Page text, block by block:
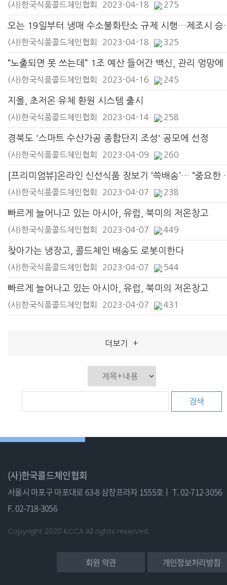
(사)한국식품콜드체인협회 2023-04-18 275
오는 19일부
(사)한국식품콜드체인협회 2023-04-18 325
“노
(사)한국식품콜드체인협회 2023-04-16 245
지올, 초저온 유체 환원 시스템 출시
(사)한국식품콜드체인협회 2023-04-14 258
경북도 '스마트 수산가공 종합단지 조성' 공모에 선정
(사)한국식품콜드체인협회 2023-04-09 260
[프리미엄뷰]온라
(사)한국식품콜드체인협회 2023-04-07 238
빠르게 늘어나고 있는 아시아, 유럽, 북미의 저온창고
(사)한국식품콜드체인협회 2023-04-07 449
찾아가는 냉장고, 콜드체인 배송도 로봇이한다
(사)한국식품콜드체인협회 2023-04-07 544
빠르게 늘어나고 있는 아시아, 유럽, 북미의 저온창고
(사)한국식품콜드체인협회 2023-04-07 431
더보기 +
검색
(사)한국콜드체인협회
서울시 마포구 마포대로 63-8 삼창프라자 1555호ㅣ T. 02-712-3056
F. 02-718-3056
Copyright 2020 KCCA All rights reserved.
회원 약관 개인정보처리방침